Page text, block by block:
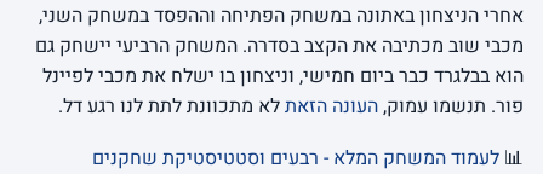
אחרי הניצחון באתונה במשחק הפתיחה וההפסד במשחק השני,
מכבי שוב מכתיבה את הקצב בסדרה. המשחק הרביעי יישחק גם
הוא בבלגרד כבר ביום חמישי, וניצחון בו ישלח את מכבי לפיינל
פור. תנשמו עמוק,העונה הזאתלא מתכוונת לתת לנו רגע דל.
📊 לעמוד המשחק המלא - רבעים וסטטיסטיקת שחקנים